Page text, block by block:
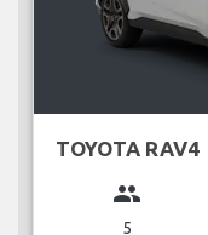
TOYOTA RAV4
group
5